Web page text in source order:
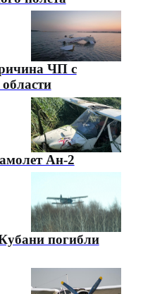
ЧП с
Ан-2
погибли